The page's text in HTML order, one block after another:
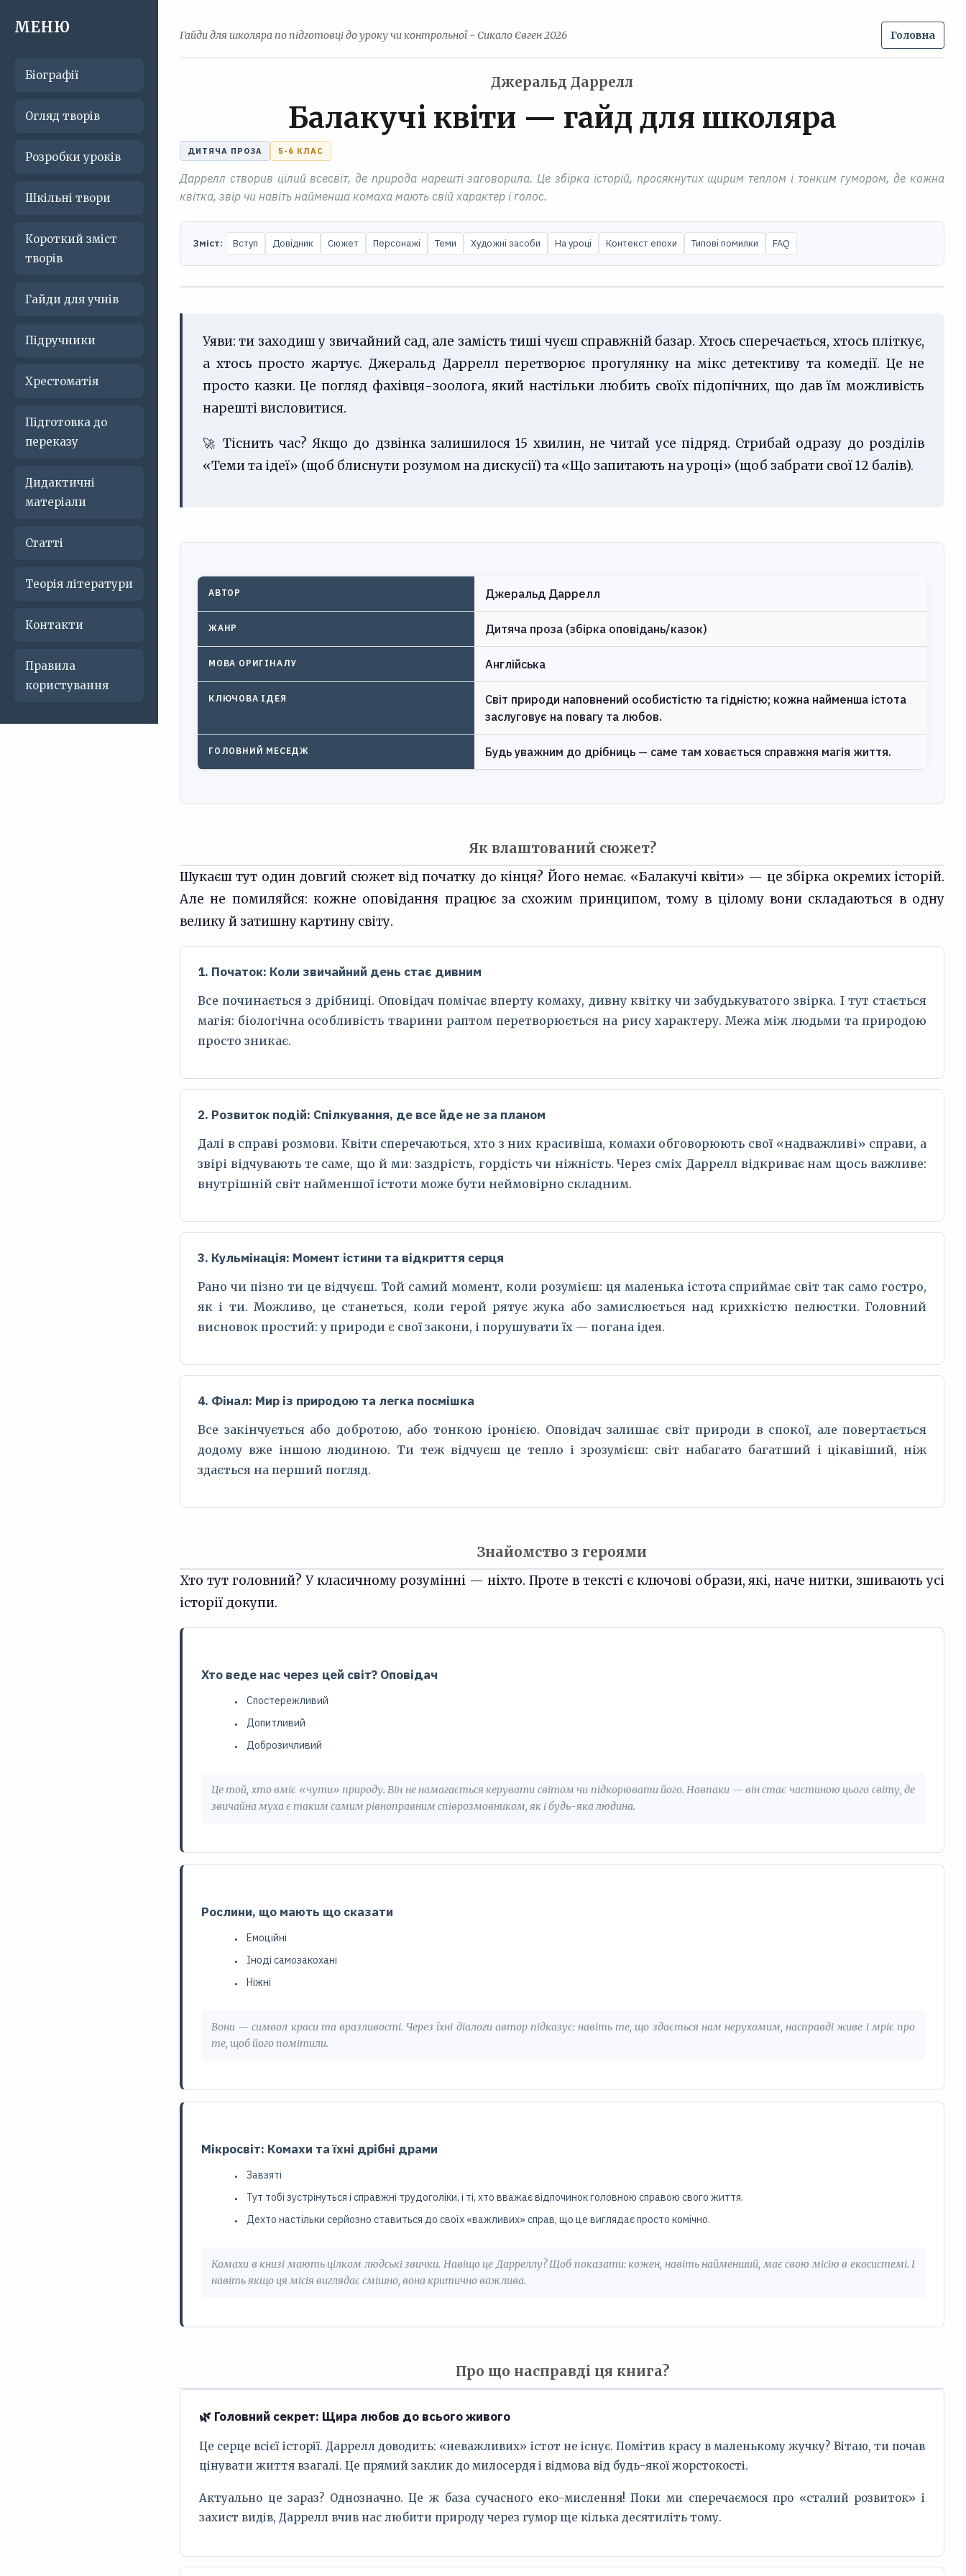
МЕНЮ
Біографії
Огляд творів
Розробки уроків
Шкільні твори
Короткий зміст
творів
Гайди для учнів
Підручники
Хрестоматія
Підготовка до
переказу
Дидактичні
матеріали
Статті
Теорія літератури
Контакти
Правила
користування
Гайди для школяра по підготовці до уроку чи контрольної - Сикало Євген 2026 Головна
Джеральд Даррелл
Балакучі квіти — гайд для школяра
ДИТЯЧА ПРОЗА 5-6 КЛАС
Даррелл створив цілий всесвіт, де природа нарешті заговорила. Це збірка історій, просякнутих щирим теплом і тонким гумором, де кожна
квітка, звір чи навіть найменша комаха мають свій характер і голос.
Зміст: Вступ Довідник Сюжет Персонажі Теми Художні засоби На уроці Контекст епохи Типові помилки FAQ
Уяви: ти заходиш у звичайний сад, але замість тиші чуєш справжній базар. Хтось сперечається, хтось пліткує,
а хтось просто жартує. Джеральд Даррелл перетворює прогулянку на мікс детективу та комедії. Це не
просто казки. Це погляд фахівця-зоолога, який настільки любить своїх підопічних, що дав їм можливість
нарешті висловитися.
🚀 Тіснить час? Якщо до дзвінка залишилося 15 хвилин, не читай усе підряд. Стрибай одразу до розділів
«Теми та ідеї» (щоб блиснути розумом на дискусії) та «Що запитають на уроці» (щоб забрати свої 12 балів).
АВТОР Джеральд Даррелл
ЖАНР Дитяча проза (збірка оповідань/казок)
МОВА ОРИГІНАЛУ Англійська
КЛЮЧОВА ІДЕЯ
Світ природи наповнений особистістю та гідністю; кожна найменша істота
заслуговує на повагу та любов.
ГОЛОВНИЙ МЕСЕДЖ Будь уважним до дрібниць — саме там ховається справжня магія життя.
Як влаштований сюжет?
Шукаєш тут один довгий сюжет від початку до кінця? Його немає. «Балакучі квіти» — це збірка окремих історій.
Але не помиляйся: кожне оповідання працює за схожим принципом, тому в цілому вони складаються в одну
велику й затишну картину світу.
1. Початок: Коли звичайний день стає дивним
Все починається з дрібниці. Оповідач помічає вперту комаху, дивну квітку чи забудькуватого звірка. І тут стається
магія: біологічна особливість тварини раптом перетворюється на рису характеру. Межа між людьми та природою
просто зникає.
2. Розвиток подій: Спілкування, де все йде не за планом
Далі в справі розмови. Квіти сперечаються, хто з них красивіша, комахи обговорюють свої «надважливі» справи, а
звірі відчувають те саме, що й ми: заздрість, гордість чи ніжність. Через сміх Даррелл відкриває нам щось важливе:
внутрішній світ найменшої істоти може бути неймовірно складним.
3. Кульмінація: Момент істини та відкриття серця
Рано чи пізно ти це відчуєш. Той самий момент, коли розумієш: ця маленька істота сприймає світ так само гостро,
як і ти. Можливо, це станеться, коли герой рятує жука або замислюється над крихкістю пелюстки. Головний
висновок простий: у природи є свої закони, і порушувати їх — погана ідея.
4. Фінал: Мир із природою та легка посмішка
Все закінчується або добротою, або тонкою іронією. Оповідач залишає світ природи в спокої, але повертається
додому вже іншою людиною. Ти теж відчуєш це тепло і зрозумієш: світ набагато багатший і цікавіший, ніж
здається на перший погляд.
Знайомство з героями
Хто тут головний? У класичному розумінні — ніхто. Проте в тексті є ключові образи, які, наче нитки, зшивають усі
історії докупи.
Хто веде нас через цей світ? Оповідач
Спостережливий
Допитливий
Доброзичливий
Це той, хто вміє «чути» природу. Він не намагається керувати світом чи підкорювати його. Навпаки — він стає частиною цього світу, де
звичайна муха є таким самим рівноправним співрозмовником, як і будь-яка людина.
Рослини, що мають що сказати
Емоційні
Іноді самозакохані
Ніжні
Вони — символ краси та вразливості. Через їхні діалоги автор підказує: навіть те, що здається нам нерухомим, насправді живе і мріє про
те, щоб його помітили.
Мікросвіт: Комахи та їхні дрібні драми
Завзяті
Тут тобі зустрінуться і справжні трудоголіки, і ті, хто вважає відпочинок головною справою свого життя.
Дехто настільки серйозно ставиться до своїх «важливих» справ, що це виглядає просто комічно.
Комахи в книзі мають цілком людські звички. Навіщо це Дарреллу? Щоб показати: кожен, навіть найменший, має свою місію в екосистемі. І
навіть якщо ця місія виглядає смішно, вона критично важлива.
Про що насправді ця книга?
🌿 Головний секрет: Щира любов до всього живого
Це серце всієї історії. Даррелл доводить: «неважливих» істот не існує. Помітив красу в маленькому жучку? Вітаю, ти почав
цінувати життя взагалі. Це прямий заклик до милосердя і відмова від будь-якої жорстокості.
Актуально це зараз? Однозначно. Це ж база сучасного еко-мислення! Поки ми сперечаємося про «сталий розвиток» і
захист видів, Даррелл вчив нас любити природу через гумор ще кілька десятиліть тому.